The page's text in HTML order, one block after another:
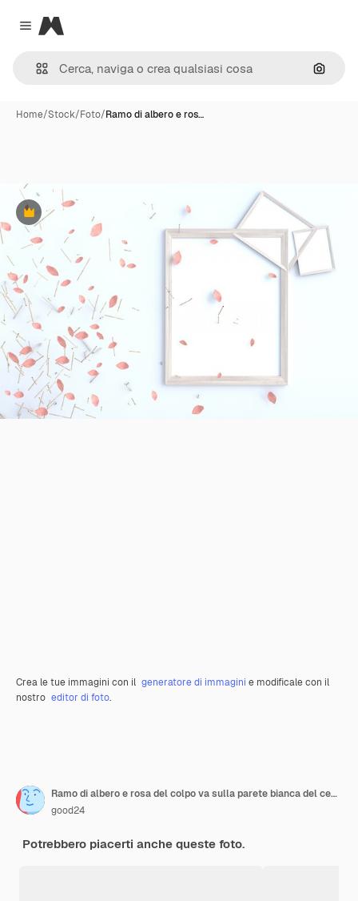
Close menu
Magnific
Cerca
Home/Stock/Foto/Ramo di albero e ros…
Premium
Crea le tue immagini con il generatore di immagini e modificale con il
nostro editor di foto.
Ramo di albero e rosa del colpo va sulla parete bianca del cemento con la cornice. Rendering 3D di sfondo.
good24
Potrebbero piacerti anche queste foto.